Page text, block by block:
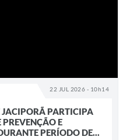
22 JUL 2026 - 10h14
PARTICIPA
E
PERÍODO DE...